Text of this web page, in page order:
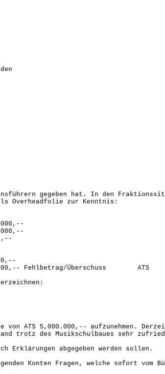
gegeben hat. In den
Overheadfolie zur Kenntnis:
Überschuss ATS
ATS 5,000.000,-- aufzunehmen.
trotz des Musikschulbaues sehr
abgegeben werden sollen.
Konten Fragen, welche sofort vom